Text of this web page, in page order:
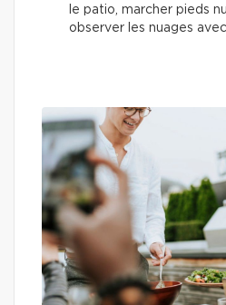
le patio, marcher pieds
observer les nuages